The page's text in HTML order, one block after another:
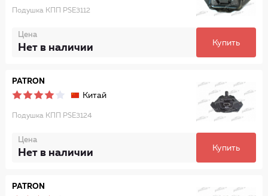
Подушка КПП PSE3112
Цена
Нет в наличии Купить
PATRON
Китай
Подушка КПП PSE3124
Цена
Нет в наличии Купить
PATRON